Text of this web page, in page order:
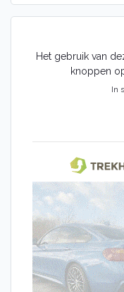
Volvo
Polestar
BYD
GDW trekhaak
Aragon trekhaak
URBENI trekhaak
La Fuente trekhaak
Steinhof trekhaak
Imiola trekhaak
Oris trekhaak
Tow-Trust trekhaak
Witter trekhaak
Het gebruik van
knoppen
In